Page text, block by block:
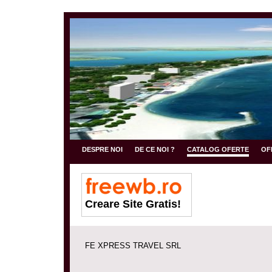
DESPRE NOI DE CE NOI ? CATALOG OFERTE
Creare Site Gratis!
FE XPRESS TRAVEL SRL